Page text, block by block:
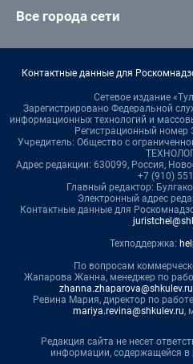
Все города сети
Контактные данные для
Сетевое издание
Зарегистрировано Федеральной
информационных технологий и
Регистрационный
Учредитель: Общество с
Адрес редакции: 630099, Россия,
+7 (910)
Главный редактор:
Электронный адрес
Контактные данные для
Техподдержка:
По вопросам
Жапарова Жанна, менеджер по
zhanna.zhaparova@shkulev.ru
Ревина Мария, директор по
mariya.revina@shkulev.ru,
Редакция сайта не несет
информации, содержащейся в